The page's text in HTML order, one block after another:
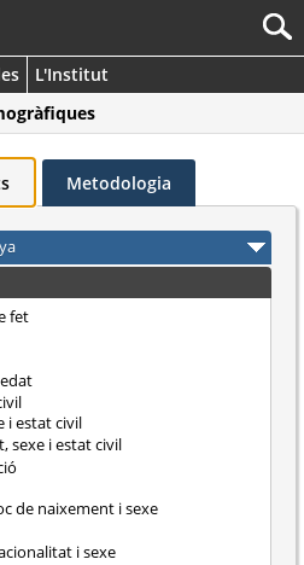
L'Institut
Metodologia
fet
i estat civil
sexe i estat civil
de naixement i sexe
i sexe